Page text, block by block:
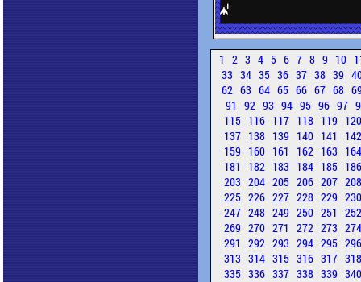
1 2 3 4 5 6 7 8 9 10
33 34 35 36 37 38 39
62 63 64 65 66 67 68
91 92 93 94 95 96 97
115 116 117 118 119
137 138 139 140 141
159 160 161 162 163
181
182 183 184 185
203 204 205 206 207
225 226 227 228 229
247 248 249 250 251
269 270 271 272 273
291 292 293 294 295
313 314 315 316 317
335 336 337 338 339